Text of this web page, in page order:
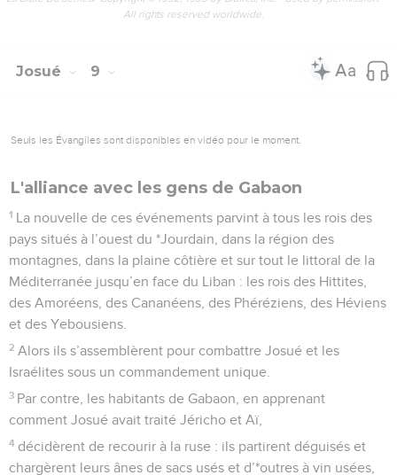
All rights reserved worldwide.
Josué 9
Seuls les Évangiles sont disponibles en vidéo pour le moment.
L'alliance avec les gens de Gabaon
1 La nouvelle de ces événements parvint à tous les rois des
pays situés à l’ouest du *Jourdain, dans la région des
montagnes, dans la plaine côtière et sur tout le littoral de la
Méditerranée jusqu’en face du Liban : les rois des Hittites,
des Amoréens, des Cananéens, des Phéréziens, des Héviens
et des Yebousiens.
2 Alors ils s’assemblèrent pour combattre Josué et les
Israélites sous un commandement unique.
3 Par contre, les habitants de Gabaon, en apprenant
comment Josué avait traité Jéricho et Aï,
4 décidèrent de recourir à la ruse : ils partirent déguisés et
chargèrent leurs ânes de sacs usés et d’*outres à vin usées,